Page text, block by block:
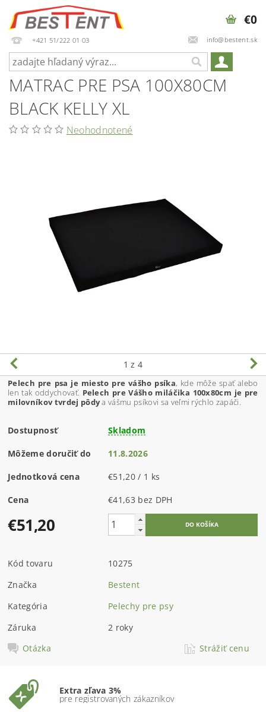
+421 51/222 01 03 info@bestent.sk
€0
MATRAC PRE PSA 100X80CM
BLACK KELLY XL
Neohodnotené
1 z 4
Pelech pre psa je miesto pre vášho psíka, kde môže spať alebo
len tak oddychovať. Pelech pre Vášho miláčika 100x80cm je pre
milovníkov tvrdej pôdya vášmu psíkovi sa veľmi rýchlo zapáči.
Dostupnosť Skladom
Môžeme doručiť do 11.8.2026
Jednotková cena €51,20 / 1 ks
Cena €41,63 bez DPH
€51,20
Kód tovaru
10275
Značka
Bestent
Kategória
Pelechy pre psy
Záruka
2 roky
Otázka
Strážiť cenu
Extra zľava 3%
pre registrovaných zákazníkov